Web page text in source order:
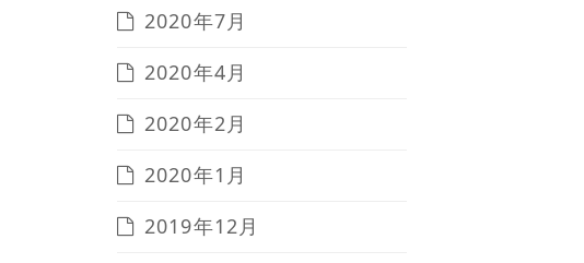
2020年7月
2020年4月
2020年2月
2020年1月
2019年12月